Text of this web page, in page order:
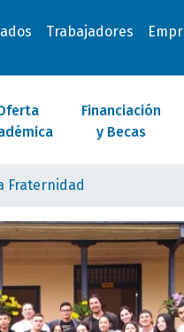
Trabajadores
Financiación
y Becas
Fraternidad